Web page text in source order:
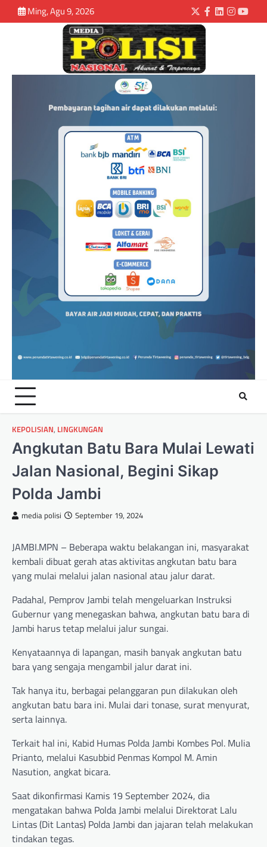
Ming, Agu 9, 2026
KEPOLISIAN, LINGKUNGAN
Angkutan Batu Bara Mulai Lewati
Jalan Nasional, Begini Sikap
Polda Jambi
media polisi September 19, 2024
JAMBI.MPN – Beberapa waktu belakangan ini, masyarakat
kembali dibuat gerah atas aktivitas angkutan batu bara
yang mulai melalui jalan nasional atau jalur darat.
Padahal, Pemprov Jambi telah mengeluarkan Instruksi
Gubernur yang menegaskan bahwa, angkutan batu bara di
Jambi harus tetap melalui jalur sungai.
Kenyataannya di lapangan, masih banyak angkutan batu
bara yang sengaja mengambil jalur darat ini.
Tak hanya itu, berbagai pelanggaran pun dilakukan oleh
angkutan batu bara ini. Mulai dari tonase, surat menyurat,
serta lainnya.
Terkait hal ini, Kabid Humas Polda Jambi Kombes Pol. Mulia
Prianto, melalui Kasubbid Penmas Kompol M. Amin
Nasution, angkat bicara.
Saat dikonfirmasi Kamis 19 September 2024, dia
mengatakan bahwa Polda Jambi melalui Direktorat Lalu
Lintas (Dit Lantas) Polda Jambi dan jajaran telah melakukan
tindakan tegas.